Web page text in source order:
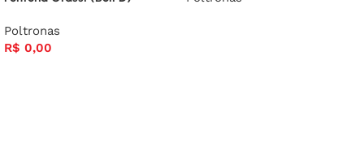
Poltronas
R$ 0,00